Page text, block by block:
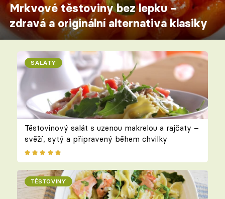
Mrkvové těstoviny bez lepku –
zdravá a originální alternativa klasiky
SALÁTY
Těstovinový salát s uzenou makrelou a rajčaty –
svěží, sytý a připravený během chvilky
TĚSTOVINY